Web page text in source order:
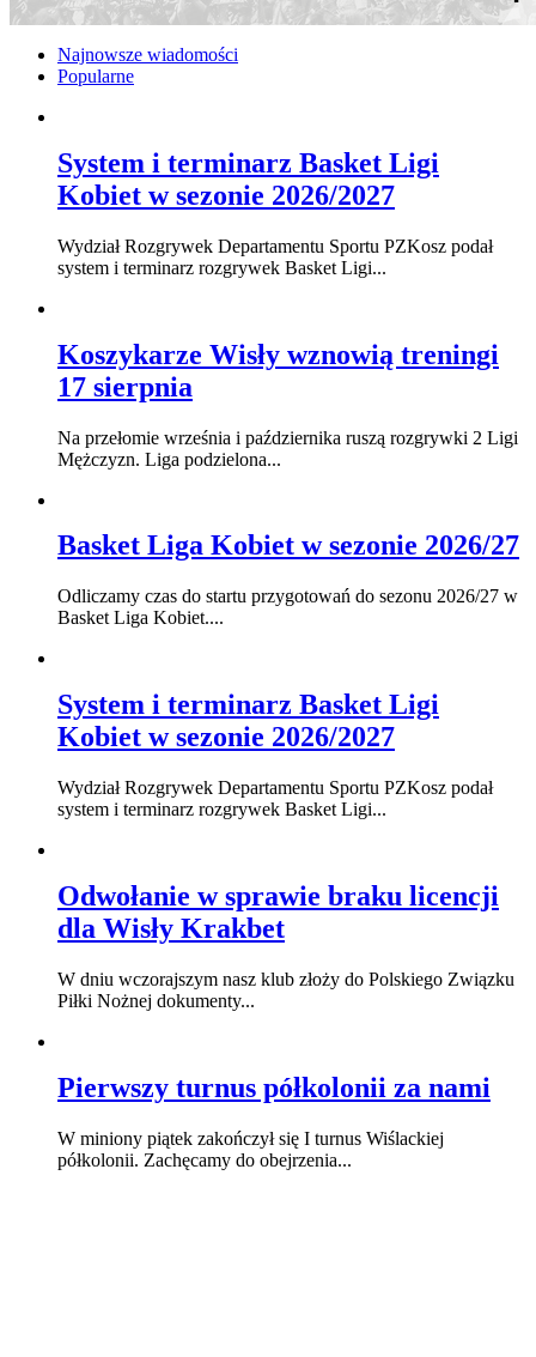
Najnowsze wiadomości
Popularne
System i terminarz Basket Ligi
Kobiet w sezonie 2026/2027
Wydział Rozgrywek Departamentu Sportu PZKosz podał
system i terminarz rozgrywek Basket Ligi...
Koszykarze Wisły wznowią treningi
17 sierpnia
Na przełomie września i października ruszą rozgrywki 2 Ligi
Mężczyzn. Liga podzielona...
Basket Liga Kobiet w sezonie 2026/27
Odliczamy czas do startu przygotowań do sezonu 2026/27 w
Basket Liga Kobiet....
System i terminarz Basket Ligi
Kobiet w sezonie 2026/2027
Wydział Rozgrywek Departamentu Sportu PZKosz podał
system i terminarz rozgrywek Basket Ligi...
Odwołanie w sprawie braku licencji
dla Wisły Krakbet
W dniu wczorajszym nasz klub złoży do Polskiego Związku
Piłki Nożnej dokumenty...
Pierwszy turnus półkolonii za nami
W miniony piątek zakończył się I turnus Wiślackiej
półkolonii. Zachęcamy do obejrzenia...